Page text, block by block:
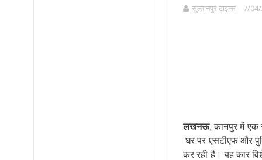
सुल्तानपुर टाइम्स 7/
लखनऊ, कानपुर में एक
घर पर एसटीएफ और
कर रही है। यह कार